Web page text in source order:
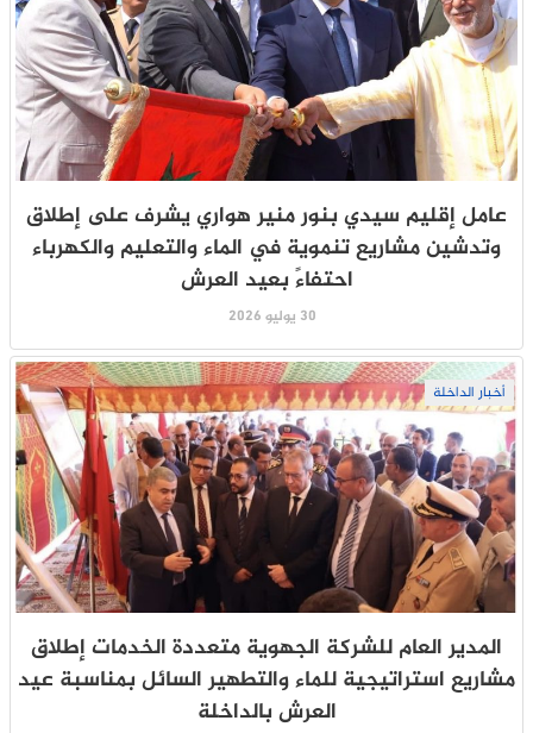
عامل إقليم سيدي بنور منير هواري يشرف على إطلاق
وتدشين مشاريع تنموية في الماء والتعليم والكهرباء
احتفاءً بعيد العرش
30 يوليو 2026
أخبار الداخلة
المدير العام للشركة الجهوية متعددة الخدمات إطلاق
مشاريع استراتيجية للماء والتطهير السائل بمناسبة عيد
العرش بالداخلة